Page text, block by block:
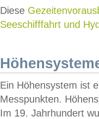
Diese
Seeschifffahrt und
Ein Höhensystem ist
Messpunkten.
Im 19. Jahrhundert